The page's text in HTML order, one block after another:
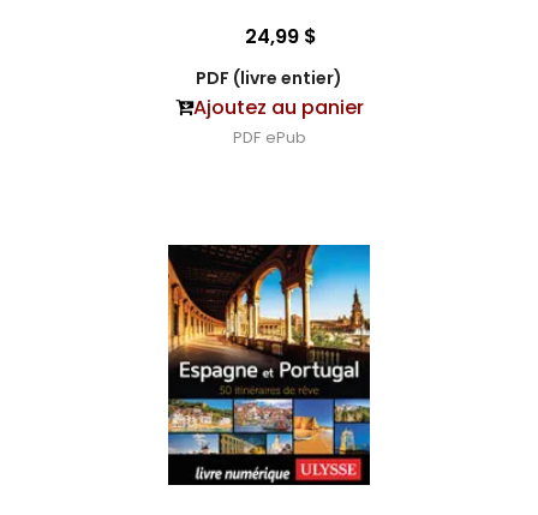
24,99 $
PDF (livre entier)
Ajoutez au panier
PDF ePub